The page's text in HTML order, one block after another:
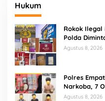
Hukum
Rokok Ilegal
Polda
Agustus 8, 2026
Polres
Narkoba, 7
Diamankan
Agustus 8, 2026